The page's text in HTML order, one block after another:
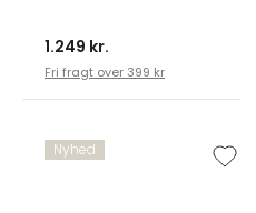
1.249 kr.
Fri fragt over 399 kr
Nyhed